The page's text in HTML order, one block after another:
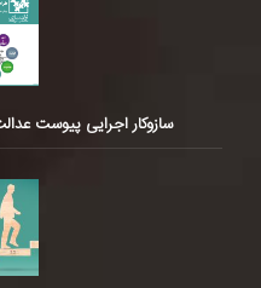
سازوکار اجرایی پیوست